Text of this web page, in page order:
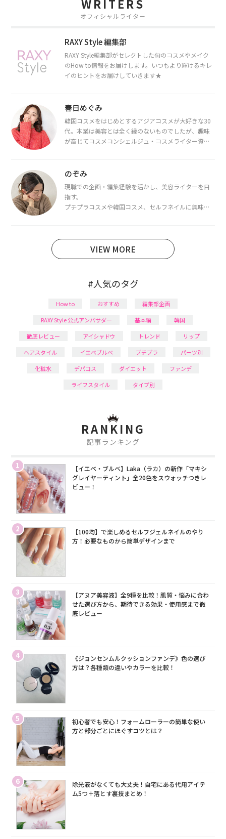
WRITERS
オフィシャルライター
RAXY Style 編集部
RAXY Style編集部がセレクトした旬のコスメやメイク
のHow to情報をお届けします。いつもより輝けるキレ
イのヒントをお届けしていきます★
春日めぐみ
韓国コスメをはじめとするアジアコスメが大好きな30
代。本業は美容とは全く縁のないものでしたが、趣味
が高じてコスメコンシェルジュ・コスメライター資格
断・骨格診断によるイメージコンサルティングも行っ
のぞみ
現職での企画・編集経験を活かし、美容ライターを目
指す。
プチプラコスメや韓国コスメ、セルフネイルに興味が
日本化粧品検定1級保有。
VIEW MORE
#人気のタグ
How to おすすめ
編集部企画
RAXY Style 公式アンバサダー
基本編
韓国
徹底レビュー
アイシャドウ トレンド
リップ
ヘアスタイル
イエベブルベ プチプラ
パーツ別
化粧水
デパコス ダイエット
ファンデ
ライフスタイル
タイプ別
RANKING
記事ランキング
1
【イエベ・ブルベ】Laka（ラカ）の新作「マキシ
グレイヤーティント」全20色をスウォッチつきレ
ビュー！
2
【100均】で楽しめるセルフジェルネイルのやり
方！必要なものから簡単デザインまで
3
【アヌア美容液】全9種を比較！肌質・悩みに合わ
せた選び方から、期待できる効果・使用感まで徹
底レビュー
4
《ジョンセンムルクッションファンデ》色の選び
方は？各種類の違いやカラーを比較！
5
初心者でも安心！フォームローラーの簡単な使い
方と部分ごとにほぐすコツとは？
6
除光液がなくても大丈夫！自宅にある代用アイテ
ム5つ＋落とす裏技まとめ！